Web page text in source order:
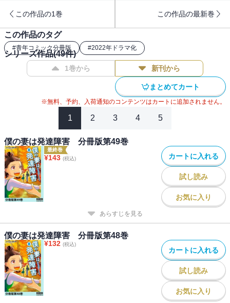
この作品の1巻 この作品の最新巻
この作品のタグ
#青年コミック分冊版 #2022年ドラマ化
シリーズ作品(49件)
1巻から 新刊から
まとめてカート
※無料、予約、入荷通知のコンテンツはカートに追加されません。
1 2 3 4 5
僕の妻は発達障害 分冊版第49巻
最終巻
¥143 (税込) カートに入れる
試し読み
お気に入り
あらすじを見る
僕の妻は発達障害 分冊版第48巻
¥132 (税込)
カートに入れる
試し読み
お気に入り